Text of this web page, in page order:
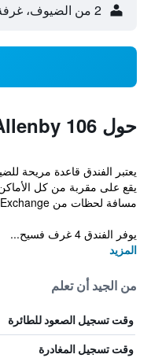
2 من الضيوف، غرفة واحدة
حول Allenby 106
يعتبر الفندق قاعدة مريحة
يقع على مقربة من كل
مسافة لحظات من Tel Aviv Stock Exchange.
يوفر الفندق 4 غرف فسيح...
المزيد
من الجيد أن تعلم
وقت تسجيل الصعود للطائرة
وقت تسجيل المغادرة